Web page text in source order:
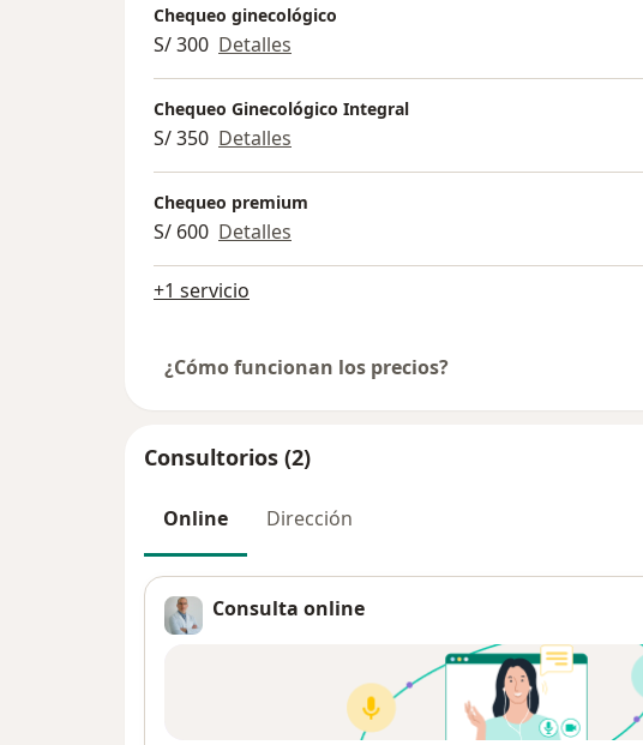
Chequeo ginecológico
S/ 300 Detalles
Chequeo Ginecológico Integral
S/ 350 Detalles
Chequeo premium
S/ 600 Detalles
+1 servicio
¿Cómo funcionan los precios?
Consultorios (2)
Online Dirección
Consulta online